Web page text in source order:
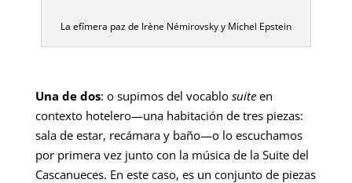
La efímera paz de Irène Némirovsky y Michel Epstein
Una de dos: o supimos del vocablo suiteen
contexto hotelero—una habitación de tres piezas:
sala de estar, recámara y baño—o lo escuchamos
por primera vez junto con la música de la Suite del
Cascanueces. En este caso, es un conjunto de piezas